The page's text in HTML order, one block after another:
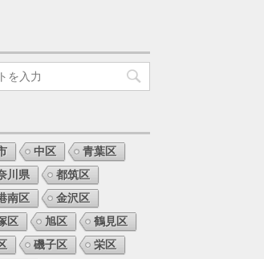
中区
青葉区
川県
都筑区
南区
金沢区
区 旭区
鶴見区
磯子区
栄区